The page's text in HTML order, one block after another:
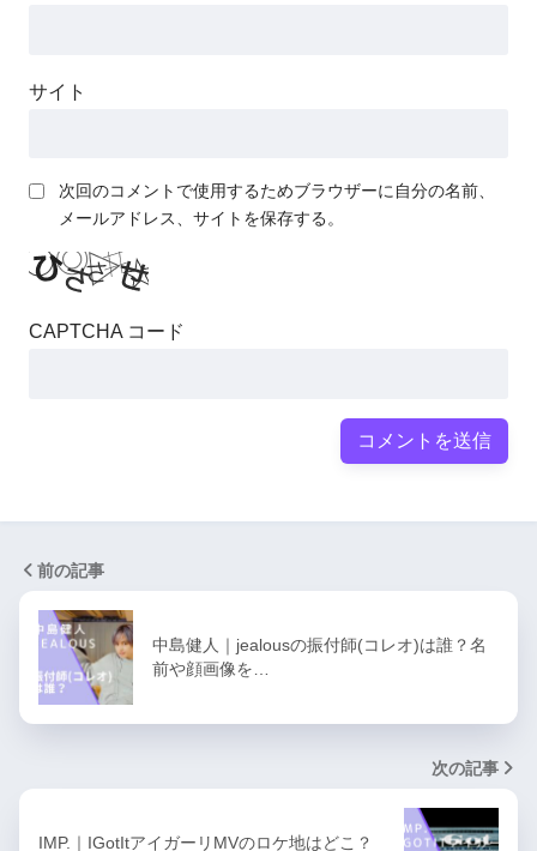
サイト
次回のコメントで使用するためブラウザーに自分の名前、
メールアドレス、サイトを保存する。
CAPTCHA コード
前の記事
中島健人｜jealousの振付師(コレオ)は誰？名
前や顔画像を…
次の記事
IMP.｜IGotItアイガーリMVのロケ地はどこ？